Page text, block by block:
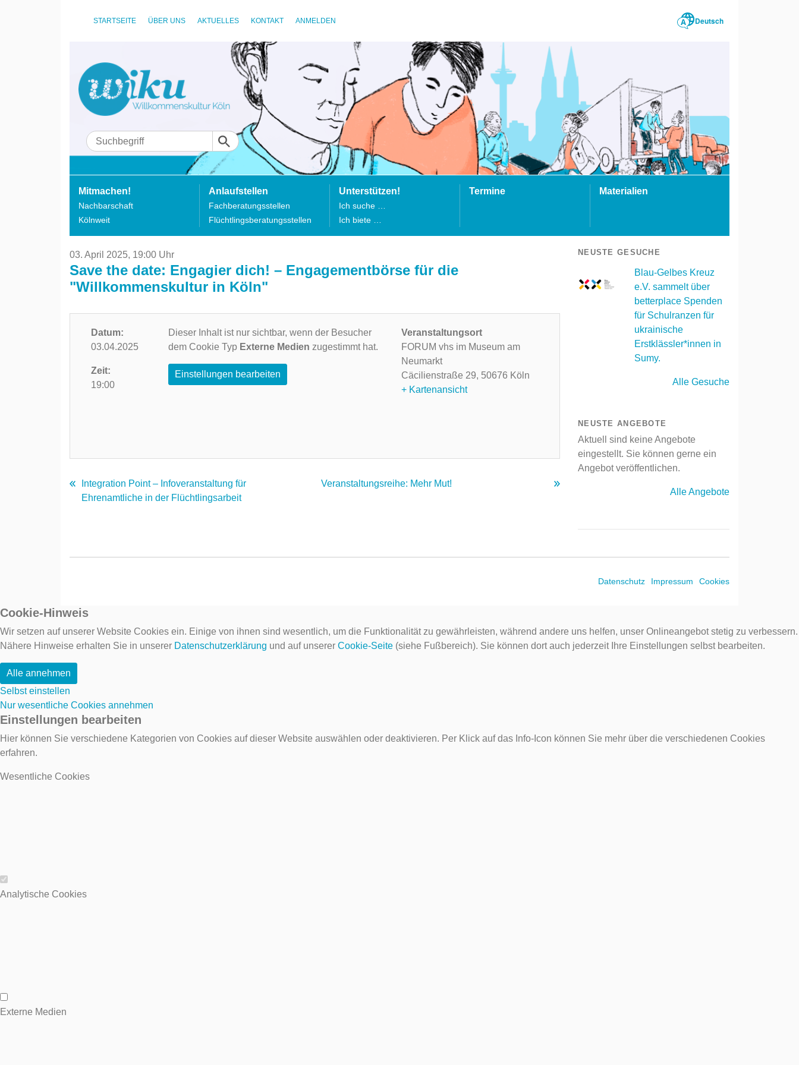
STARTSEITE ÜBER UNS AKTUELLES KONTAKT ANMELDEN Deutsch
Mitmachen!
Nachbarschaft
Kölnweit
Anlaufstellen
Fachberatungsstellen
Flüchtlingsberatungsstellen
Unterstützen!
Ich suche …
Ich biete …
Termine Materialien
03. April 2025, 19:00 Uhr
Save the date: Engagier dich! – Engagementbörse für die
"Willkommenskultur in Köln"
Datum:
03.04.2025
Zeit:
19:00
Dieser Inhalt ist nur sichtbar, wenn der Besucher
dem Cookie Typ Externe Medien zugestimmt hat.
Einstellungen bearbeiten
Veranstaltungsort
FORUM vhs im Museum am
Neumarkt
Cäcilienstraße 29, 50676 Köln
+ Kartenansicht
Integration Point – Infoveranstaltung für
Ehrenamtliche in der Flüchtlingsarbeit
Veranstaltungsreihe: Mehr Mut!
NEUSTE GESUCHE
Blau-Gelbes Kreuz
e.V. sammelt über
betterplace Spenden
für Schulranzen für
ukrainische
Erstklässler*innen in
Sumy.
Alle Gesuche
NEUSTE ANGEBOTE
Aktuell sind keine Angebote
eingestellt. Sie können gerne ein
Angebot veröffentlichen.
Alle Angebote
Datenschutz Impressum Cookies
Cookie-Hinweis
Wir setzen auf unserer Website Cookies ein. Einige von ihnen sind wesentlich, um die Funktionalität zu gewährleisten, während andere uns helfen, unser Onlineangebot stetig zu verbessern.
Nähere Hinweise erhalten Sie in unserer Datenschutzerklärung und auf unserer Cookie-Seite (siehe Fußbereich). Sie können dort auch jederzeit Ihre Einstellungen selbst bearbeiten.
Alle annehmen
Selbst einstellen
Nur wesentliche Cookies annehmen
Einstellungen bearbeiten
Hier können Sie verschiedene Kategorien von Cookies auf dieser Website auswählen oder deaktivieren. Per Klick auf das Info-Icon können Sie mehr über die verschiedenen Cookies
erfahren.
Wesentliche Cookies
Wesentliche Cookies
Analytische Cookies
Analytische Cookies
Externe Medien